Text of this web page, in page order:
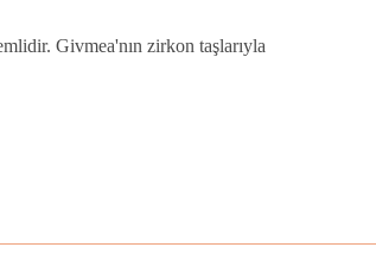
Givmea'nın zirkon taşlarıyla